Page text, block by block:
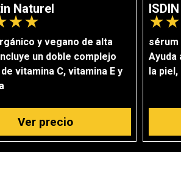
Naturel
★★
y vegano de alta
un doble complejo
vitamina C, vitamina E y
Ver precio
★★
sérum
Ayuda
la